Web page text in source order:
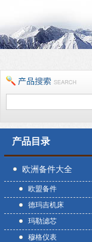
产品目录
欧洲备件大全
欧盟备件
德玛吉机床
玛勒滤芯
穆格仪表